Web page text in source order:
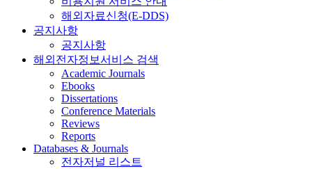
해외자료신청(E-DDS)
공지사항
공지사항
해외전자정보서비스 검색
Academic Journals
Ebooks
Dissertations
Conference Materials
Reviews
Reports
Databases & Journals
전자저널 리스트